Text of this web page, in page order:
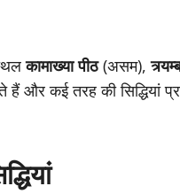
कामाख्या पीठ(असम),
हैं और कई तरह की